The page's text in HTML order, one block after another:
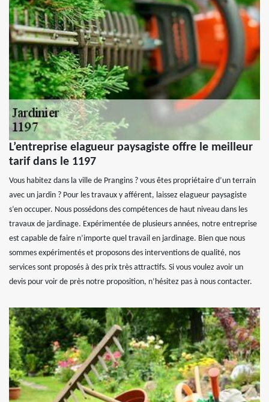
L’entreprise elagueur paysagiste offre le meilleur
tarif dans le 1197
Vous habitez dans la ville de Prangins ? vous êtes propriétaire d’un terrain
avec un jardin ? Pour les travaux y afférent, laissez elagueur paysagiste
s’en occuper. Nous possédons des compétences de haut niveau dans les
travaux de jardinage. Expérimentée de plusieurs années, notre entreprise
est capable de faire n’importe quel travail en jardinage. Bien que nous
sommes expérimentés et proposons des interventions de qualité, nos
services sont proposés à des prix très attractifs. Si vous voulez avoir un
devis pour voir de près notre proposition, n’hésitez pas à nous contacter.